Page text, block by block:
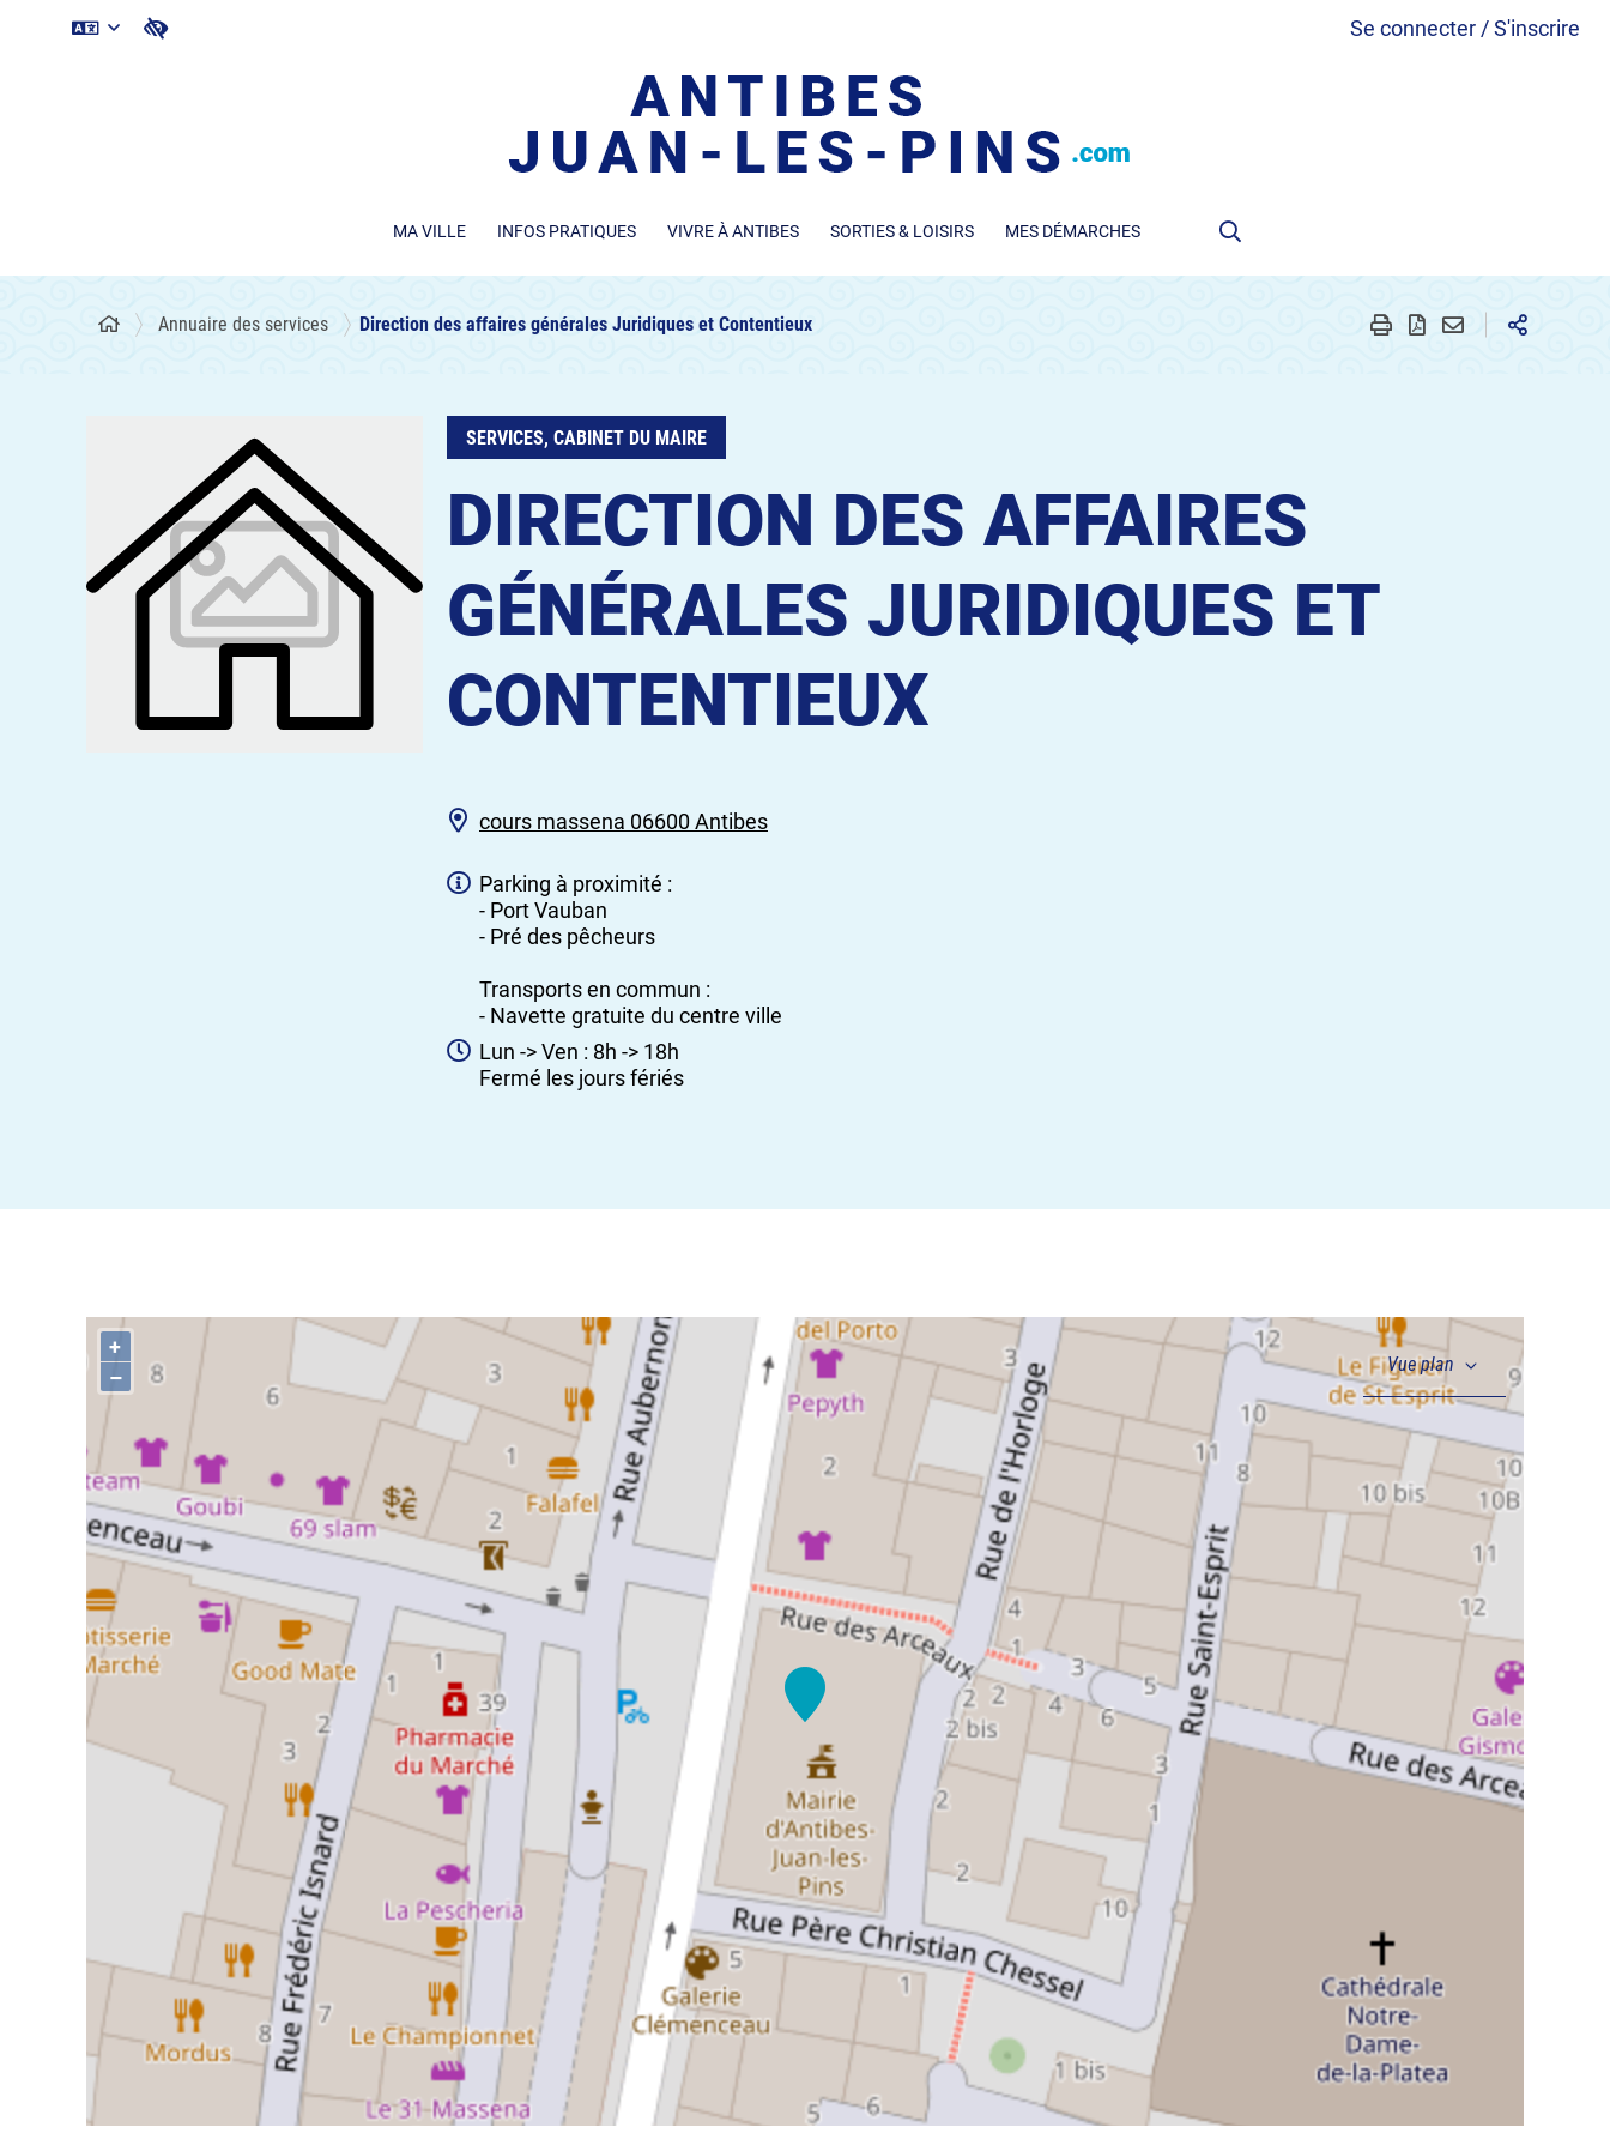
Se connecter / S'inscrire
MA VILLE INFOS PRATIQUES VIVRE À ANTIBES SORTIES & LOISIRS MES DÉMARCHES
Annuaire des services Direction des affaires générales Juridiques et Contentieux
SERVICES, CABINET DU MAIRE
DIRECTION DES AFFAIRES
GÉNÉRALES JURIDIQUES ET
CONTENTIEUX
cours massena 06600 Antibes
Parking à proximité :
- Port Vauban
- Pré des pêcheurs
Transports en commun :
- Navette gratuite du centre ville
Lun -> Ven : 8h -> 18h
Fermé les jours fériés
+
–